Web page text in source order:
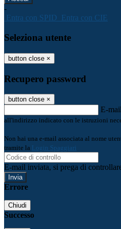
-
Entra con SPID Entra con CIE
Seleziona utente
button close ×
Recupero password
button close ×
E-mail
all'indirizzo indicato con le istruzioni
Non hai una e-mail associata al nome
tramite la Login Spaggiari
E-mail inviata, si prega di
Errore
Chiudi
Successo